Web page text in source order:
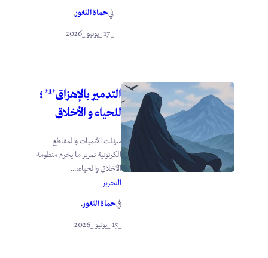
فيحماة الثغور.
التدمير بالإهزاق’¹’ ؛
للحياء و الأخلاق
سهّلت الأنميات والمقاطع
الكرتونية تمرير ما يخرم منظومة
الأخلاق والحياء،...
التحرير
فيحماة الثغور.